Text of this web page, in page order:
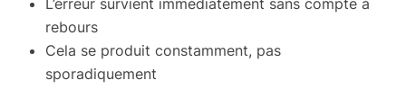
rebours
Cela se produit constamment, pas
sporadiquement